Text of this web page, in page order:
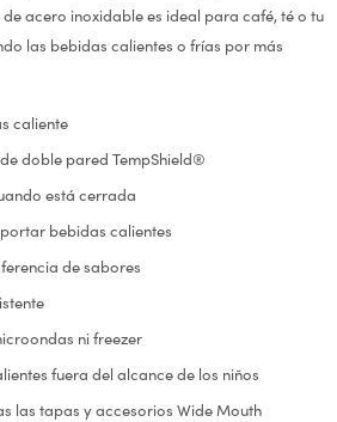
acero inoxidable es ideal para café, té o tu
las bebidas calientes o frías por más
caliente
doble pared TempShield®
está cerrada
bebidas calientes
de sabores
ni freezer
fuera del alcance de los niños
las tapas y accesorios Wide Mouth